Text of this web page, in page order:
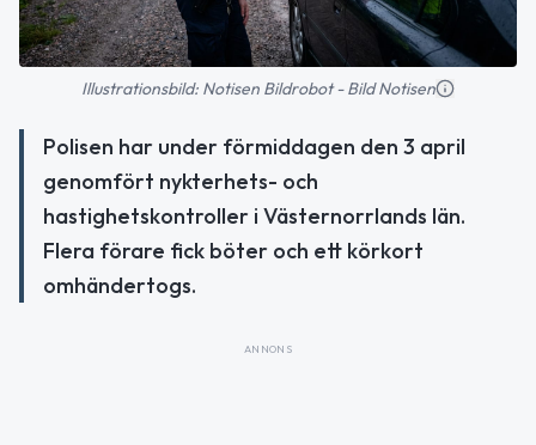
Illustrationsbild: Notisen Bildrobot - Bild Notisen
Polisen har under förmiddagen den 3 april
genomfört nykterhets- och
hastighetskontroller i Västernorrlands län.
Flera förare fick böter och ett körkort
omhändertogs.
ANNONS